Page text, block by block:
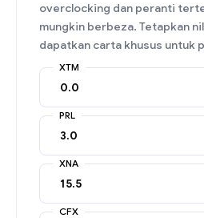
overclocking dan peranti
mungkin berbeza. Tetapkan
dapatkan carta khusus untuk
XTM
PRL
XNA
CFX